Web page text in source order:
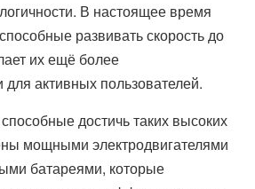
В настоящее время
развивать скорость до
их ещё более
активных пользователей.
достичь таких высоких
мощными электродвигателями
батареями, которые